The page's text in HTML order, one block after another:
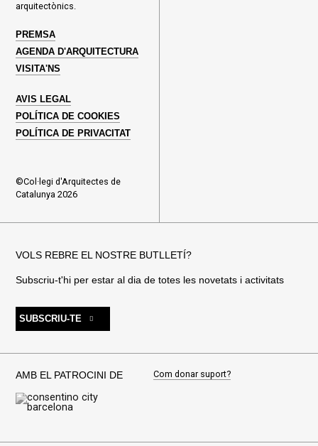
arquitectònics.
PREMSA
AGENDA D'ARQUITECTURA
VISITA'NS
AVIS LEGAL
POLÍTICA DE COOKIES
POLÍTICA DE PRIVACITAT
©Col·legi d'Arquitectes de
Catalunya 2026
VOLS REBRE EL NOSTRE BUTLLETÍ?
Subscriu-t'hi per estar al dia de totes les novetats i activitats
SUBSCRIU-TE
AMB EL PATROCINI DE Com donar suport?